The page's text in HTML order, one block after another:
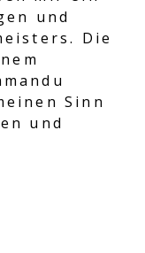
und
Die
Sinn
und